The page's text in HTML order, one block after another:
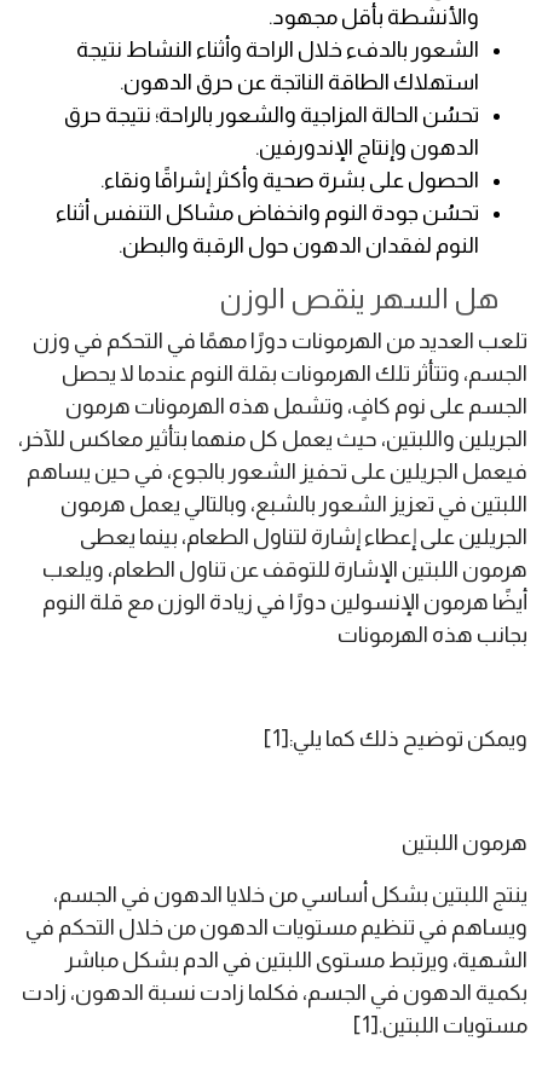
والأنشطة بأقل مجهود.
الشعور بالدفء خلال الراحة وأثناء النشاط نتيجة
استهلاك الطاقة الناتجة عن حرق الدهون.
تحسُن الحالة المزاجية والشعور بالراحة؛ نتيجة حرق
الدهون وإنتاج الإندورفين.
الحصول على بشرة صحية وأكثر إشراقًا ونقاء.
تحسُن جودة النوم وانخفاض مشاكل التنفس أثناء
النوم لفقدان الدهون حول الرقبة والبطن.
هل السهر ينقص الوزن
تلعب العديد من الهرمونات دورًا مهمًا في التحكم في وزن
الجسم، وتتأثر تلك الهرمونات بقلة النوم عندما لا يحصل
الجسم على نوم كافٍ، وتشمل هذه الهرمونات هرمون
الجريلين واللبتين، حيث يعمل كل منهما بتأثير معاكس للآخر،
فيعمل الجريلين على تحفيز الشعور بالجوع، في حين يساهم
اللبتين في تعزيز الشعور بالشبع، وبالتالي يعمل هرمون
الجريلين على إعطاء إشارة لتناول الطعام، بينما يعطى
هرمون اللبتين الإشارة للتوقف عن تناول الطعام، ويلعب
أيضًا هرمون الإنسولين دورًا في زيادة الوزن مع قلة النوم
بجانب هذه الهرمونات
ويمكن توضيح ذلك كما يلي:[1]
هرمون اللبتين
ينتج اللبتين بشكل أساسي من خلايا الدهون في الجسم،
ويساهم في تنظيم مستويات الدهون من خلال التحكم في
الشهية، ويرتبط مستوى اللبتين في الدم بشكل مباشر
بكمية الدهون في الجسم، فكلما زادت نسبة الدهون، زادت
مستويات اللبتين.[1]